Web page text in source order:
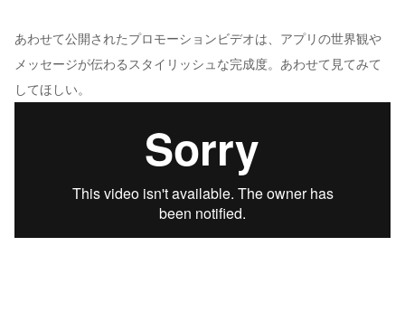
あわせて公開されたプロモーションビデオは、アプリの世界観や
メッセージが伝わるスタイリッシュな完成度。あわせて見てみて
してほしい。